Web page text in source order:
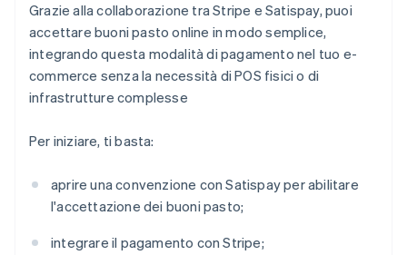
Grazie alla collaborazione tra Stripe e Satispay, puoi
accettare buoni pasto online in modo semplice,
integrando questa modalità di pagamento nel tuo e-
commerce senza la necessità di POS fisici o di
infrastrutture complesse
Per iniziare, ti basta:
aprire una convenzione con Satispay per abilitare
l'accettazione dei buoni pasto;
integrare il pagamento con Stripe;